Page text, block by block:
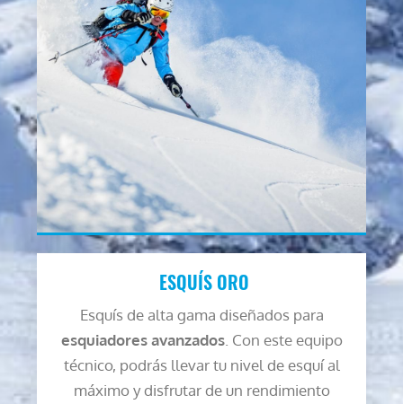
ESQUÍS ORO
Esquís de alta gama diseñados para
esquiadores avanzados. Con este equipo
técnico, podrás llevar tu nivel de esquí al
máximo y disfrutar de un rendimiento